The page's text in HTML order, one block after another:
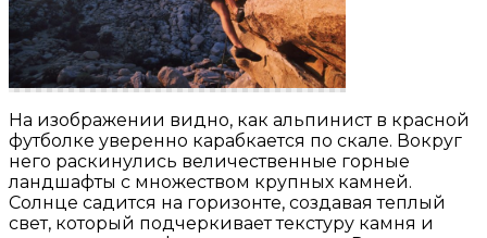
На изображении видно, как альпинист в красной
футболке уверенно карабкается по скале. Вокруг
него раскинулись величественные горные
ландшафты с множеством крупных камней.
Солнце садится на горизонте, создавая теплый
свет, который подчеркивает текстуру камня и